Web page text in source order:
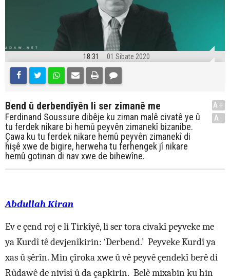
18:31 01 Sibate 2020
Bend û derbendîyên li ser zimanê me
Ferdinand Soussure dibêje ku ziman malê civatê ye û
tu ferdek nikare bi hemû peyvên zimanekî bizanibe.
Çawa ku tu ferdek nikare hemû peyvên zimanekî di
hişê xwe de bigire, herweha tu ferhengek jî nikare
hemû gotinan di nav xwe de bihewîne.
A+
A-
Abdullah Kiran
Ev e çend roj e li Tirkîyê, li ser tora civakî peyveke me
ya Kurdî tê devjenîkirin: ‘Derbend.’ Peyveke Kurdî ya
xas û şêrîn. Min çîroka xwe û vê peyvê çendekî berê di
Rûdawê de nivîsî û da çapkirin. Belê mixabin ku hin